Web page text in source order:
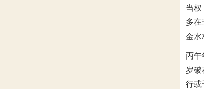
当权
多在
金水
丙午
岁破
行或